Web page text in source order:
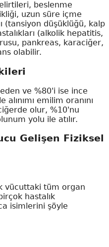
beslenme
uzun süre içme
(tansiyon düşüklüğü, kalp
(alkolik hepatitis,
pankreas, karaciğer,
olabilir.
ve %80'i ise ince
emilim oranını
olur, %10'nu
yolu ile atılır.
Gelişen Fiziksel
vücuttaki tüm organ
hastalık
isimlerini şöyle